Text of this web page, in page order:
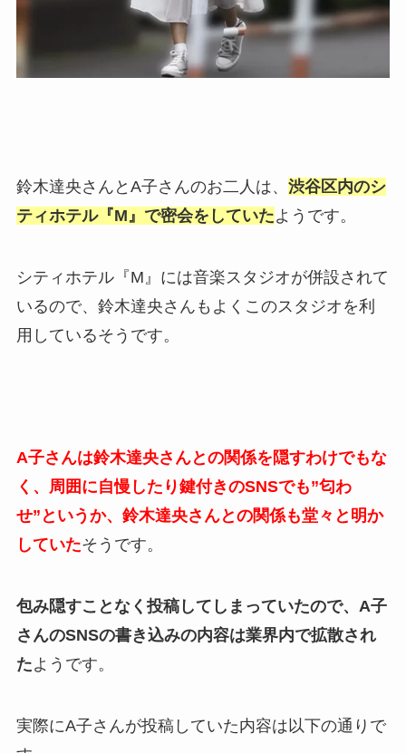
鈴木達央さんとA子さんのお二人は、 渋谷区内のシ
ティホテル『M』で密会をしていたようです。
シティホテル『M』には音楽スタジオが併設されて
いるので、鈴木達央さんもよくこのスタジオを利
用しているそうです。
A子さんは鈴木達央さんとの関係を隠すわけでもな
く、周囲に自慢したり鍵付きのSNSでも”匂わ
せ”というか、鈴木達央さんとの関係も堂々と明か
していたそうです。
包み隠すことなく投稿してしまっていたので、A子
さんのSNSの書き込みの内容は業界内で拡散され
たようです。
実際にA子さんが投稿していた内容は以下の通りで